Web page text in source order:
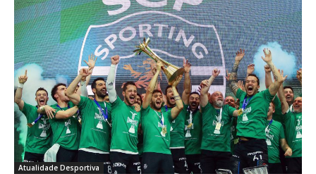
Atualidade Desportiva